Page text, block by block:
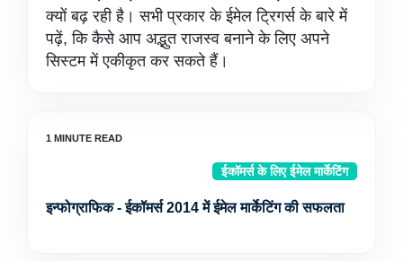
क्यों बढ़ रही है। सभी प्रकार के ईमेल ट्रिगर्स के बारे में
पढ़ें, कि कैसे आप अद्भुत राजस्व बनाने के लिए अपने
सिस्टम में एकीकृत कर सकते हैं।
ईकॉमर्स के लिए ईमेल मार्केटिंग
इन्फोग्राफिक - ईकॉमर्स 2014 में ईमेल मार्केटिंग की सफलता